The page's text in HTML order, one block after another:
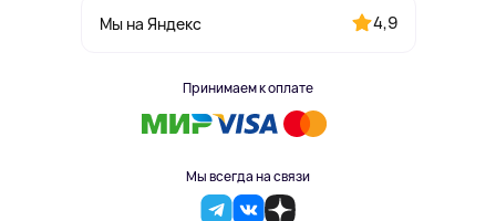
Мы на Яндекс 4,9
Принимаем к оплате
Мы всегда на связи